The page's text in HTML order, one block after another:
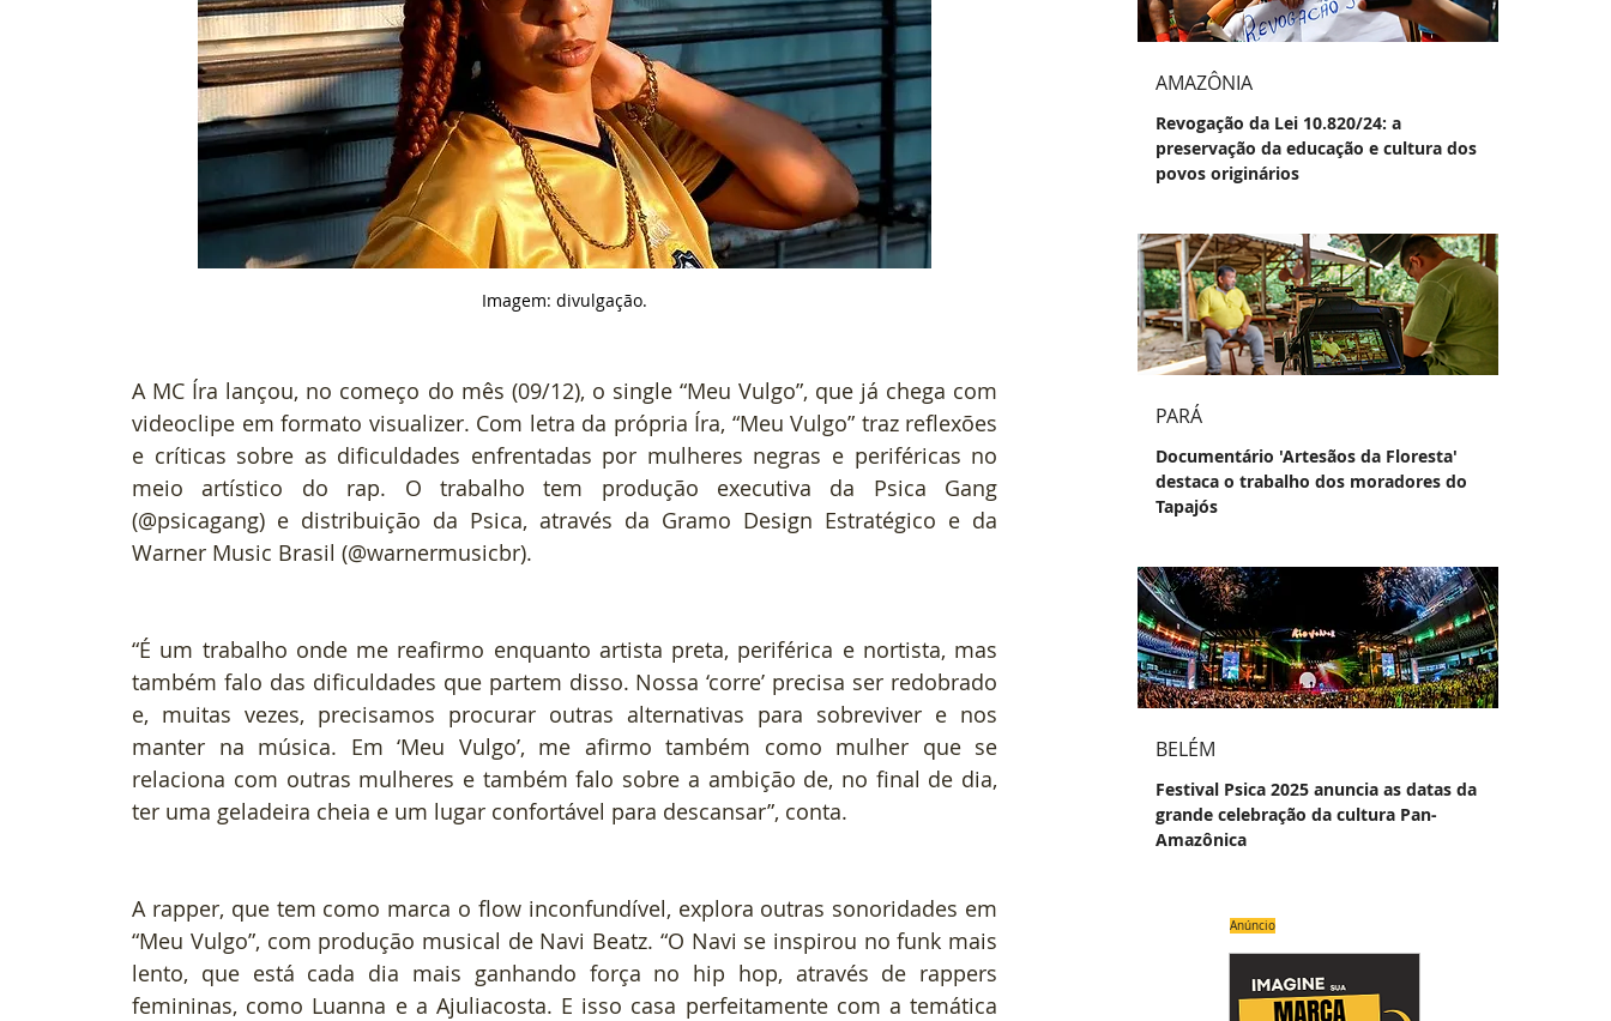
Imagem: divulgação.
A MC Íra lançou, no começo do mês (09/12), o single “Meu Vulgo”, que já chega com
videoclipe em formato visualizer. Com letra da própria Íra, “Meu Vulgo” traz reflexões
e críticas sobre as dificuldades enfrentadas por mulheres negras e periféricas no
meio artístico do rap. O trabalho tem produção executiva da Psica Gang
(@psicagang) e distribuição da Psica, através da Gramo Design Estratégico e da
Warner Music Brasil (@warnermusicbr).
“É um trabalho onde me reafirmo enquanto artista preta, periférica e nortista, mas
também falo das dificuldades que partem disso. Nossa ‘corre’ precisa ser redobrado
e, muitas vezes, precisamos procurar outras alternativas para sobreviver e nos
manter na música. Em ‘Meu Vulgo’, me afirmo também como mulher que se
relaciona com outras mulheres e também falo sobre a ambição de, no final de dia,
ter uma geladeira cheia e um lugar confortável para descansar”, conta.
A rapper, que tem como marca o flow inconfundível, explora outras sonoridades em
“Meu Vulgo”, com produção musical de Navi Beatz. “O Navi se inspirou no funk mais
lento, que está cada dia mais ganhando força no hip hop, através de rappers
femininas, como Luanna e a Ajuliacosta. E isso casa perfeitamente com a temática
AMAZÔNIA
Revogação da Lei 10.820/24: a
preservação da educação e cultura dos
povos originários
PARÁ
Documentário 'Artesãos da Floresta'
destaca o trabalho dos moradores do
Tapajós
BELÉM
Festival Psica 2025 anuncia as datas da
grande celebração da cultura Pan-
Amazônica
Anúncio